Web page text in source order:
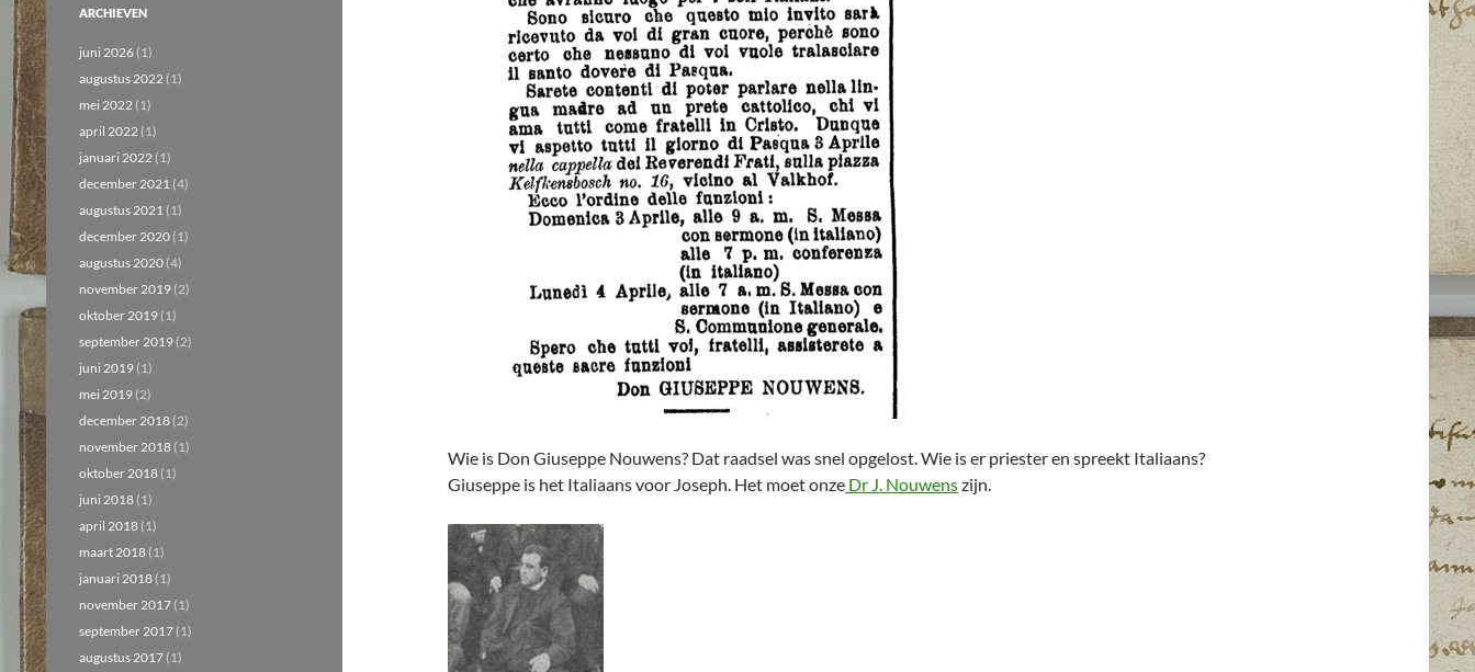
Wie is Don Giuseppe Nouwens? Dat raadsel was snel opgelost. Wie is er priester en spreekt Italiaans?
Giuseppe is het Italiaans voor Joseph. Het moet onze Dr J. Nouwenszijn.
ARCHIEVEN
juni 2026 (1)
augustus 2022 (1)
mei 2022 (1)
april 2022 (1)
januari 2022 (1)
december 2021 (4)
augustus 2021 (1)
december 2020 (1)
augustus 2020 (4)
november 2019 (2)
oktober 2019 (1)
september 2019 (2)
juni 2019 (1)
mei 2019 (2)
december 2018 (2)
november 2018 (1)
oktober 2018 (1)
juni 2018 (1)
april 2018 (1)
maart 2018 (1)
januari 2018 (1)
november 2017 (1)
september 2017 (1)
augustus 2017 (1)